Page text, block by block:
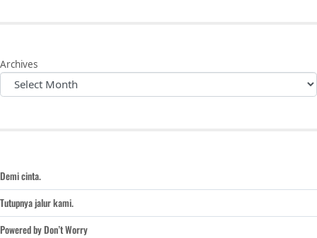
Archives
Demi cinta.
Tutupnya jalur kami.
Powered by Don’t Worry